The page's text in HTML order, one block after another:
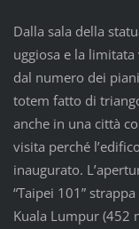
Dalla sala della
uggiosa e la limitata
dal numero dei
totem fatto di
anche in una città
visita perché
inaugurato.
“Taipei 101”
Kuala Lumpur (452